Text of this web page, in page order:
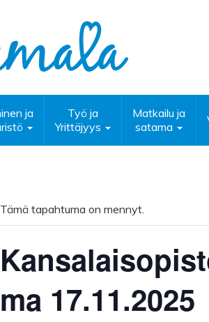
ja
Työ ja
Yrittäjyys
Matkailu ja
satama
Tämä tapahtuma on mennyt.
ma 17.11.2025